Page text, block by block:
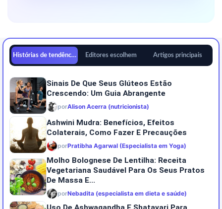
Histórias de tendências Editores escolhem Artigos principais
Sinais De Que Seus Glúteos Estão
Crescendo: Um Guia Abrangente
porAlison Acerra (nutricionista)
Ashwini Mudra: Benefícios, Efeitos
Colaterais, Como Fazer E Precauções
porPratibha Agarwal (Especialista em Yoga)
Molho Bolognese De Lentilha: Receita
Vegetariana Saudável Para Os Seus Pratos
De Massa E...
porNebadita (especialista em dieta e saúde)